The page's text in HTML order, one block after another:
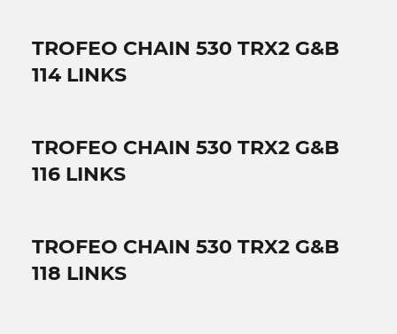
TROFEO CHAIN 530 TRX2 G&B
114 LINKS
TROFEO CHAIN 530 TRX2 G&B
116 LINKS
TROFEO CHAIN 530 TRX2 G&B
118 LINKS